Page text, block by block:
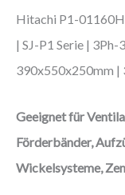
Hitachi P1-
| SJ-P1 Serie |
390x550x250mm
Geeignet für
Förderbänder,
Wickelsysteme,